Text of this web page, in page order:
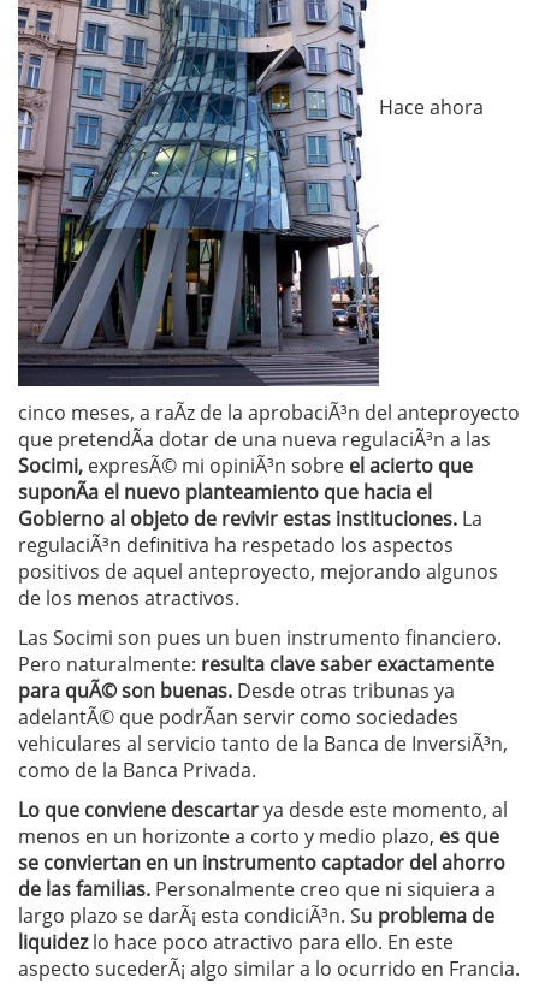
Hace ahora
cinco meses, a raÃ­z de la aprobaciÃ³n del anteproyecto
que pretendÃ­a dotar de una nueva regulaciÃ³n a las
Socimi, expresÃ© mi opiniÃ³n sobre el acierto que
suponÃ­a el nuevo planteamiento que hacia el
Gobierno al objeto de revivir estas instituciones. La
regulaciÃ³n definitiva ha respetado los aspectos
positivos de aquel anteproyecto, mejorando algunos
de los menos atractivos.
Las Socimi son pues un buen instrumento financiero.
Pero naturalmente: resulta clave saber exactamente
para quÃ© son buenas. Desde otras tribunas ya
adelantÃ© que podrÃ­an servir como sociedades
vehiculares al servicio tanto de la Banca de InversiÃ³n,
como de la Banca Privada.
Lo que conviene descartarya desde este momento, al
menos en un horizonte a corto y medio plazo, es que
se conviertan en un instrumento captador del ahorro
de las familias. Personalmente creo que ni siquiera a
largo plazo se darÃ¡ esta condiciÃ³n. Su problema de
liquidezlo hace poco atractivo para ello. En este
aspecto sucederÃ¡ algo similar a lo ocurrido en Francia.